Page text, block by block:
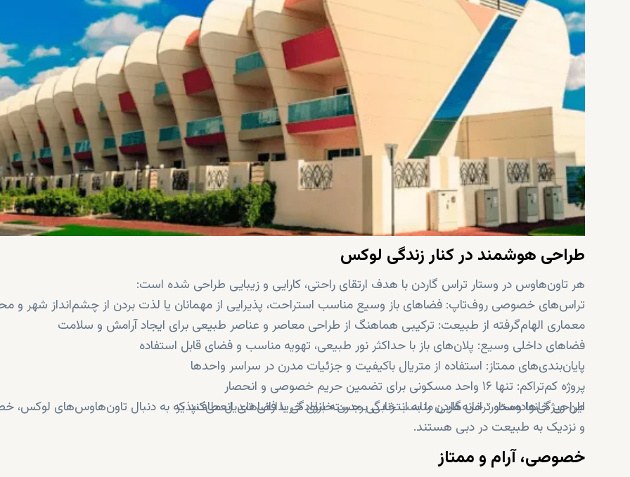
طراحی هوشمند در کنار زندگی لوکس
هر تاون‌هاوس در وستار تراس گاردن با هدف ارتقای راحتی، کارایی و زیبایی طراحی شده است:
تراس‌های خصوصی روف‌تاپ: فضاهای باز وسیع مناسب استراحت، پذیرایی از مهمانان یا لذت بردن از چشم‌انداز شهر و
معماری الهام‌گرفته از طبیعت: ترکیبی هماهنگ از طراحی معاصر و عناصر طبیعی برای ایجاد آرامش و سلامت
فضاهای داخلی وسیع: پلان‌های باز با حداکثر نور طبیعی، تهویه مناسب و فضای قابل استفاده
پایان‌بندی‌های ممتاز: استفاده از متریال باکیفیت و جزئیات مدرن در سراسر واحدها
پروژه کم‌تراکم: تنها ۱۶ واحد مسکونی برای تضمین حریم خصوصی و انحصار
طراحی خانواده‌محور: خانه‌هایی مناسب زندگی مدرن خانوادگی با فضاهای انعطاف‌پذیر
این ویژگی‌ها وستار تراس گاردن را به انتخابی برجسته برای خریدارانی تبدیل می‌کند که به دنبال تاون‌هاوس‌های
و نزدیک به طبیعت در دبی هستند.
خصوصی، آرام و ممتاز